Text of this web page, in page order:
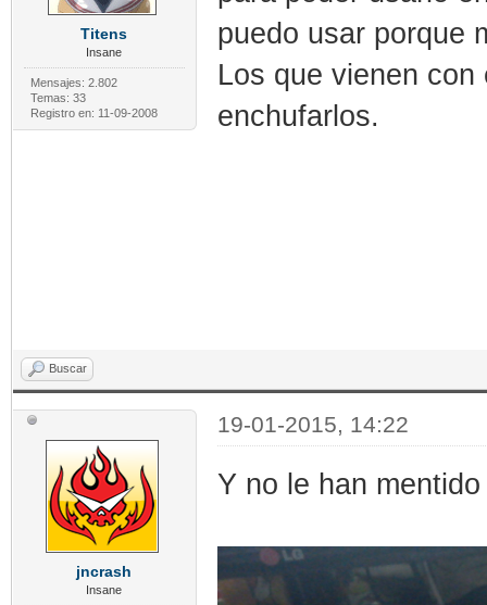
Titens
Insane
Mensajes: 2.802
Temas: 33
Registro en: 11-09-2008
puedo usar porque
Los que vienen
enchufarlos.
Buscar
jncrash
Insane
19-01-2015, 14:22
Y no le han mentido